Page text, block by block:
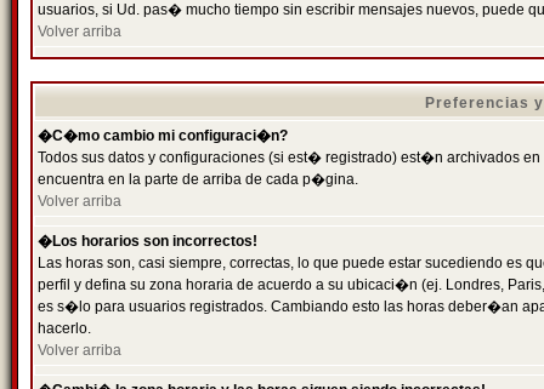
usuarios, si Ud. pas� mucho tiempo sin escribir mensajes nuevos, puede
Volver arriba
Preferencias
�C�mo cambio mi configuraci�n?
Todos sus datos y configuraciones (si est� registrado) est�n archivados
encuentra en la parte de arriba de cada p�gina.
Volver arriba
�Los horarios son incorrectos!
Las horas son, casi siempre, correctas, lo que puede estar sucediendo es
perfil y defina su zona horaria de acuerdo a su ubicaci�n (ej. Londres,
es s�lo para usuarios registrados. Cambiando esto las horas deber�an
hacerlo.
Volver arriba